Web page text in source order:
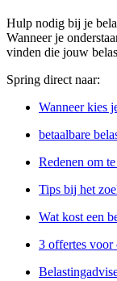
Hulp nodig bij je
Wanneer je
vinden die jouw
Spring direct naar:
Wanneer kies
betaalbare
Redenen om
Tips bij het
Wat kost een
3 offertes voor